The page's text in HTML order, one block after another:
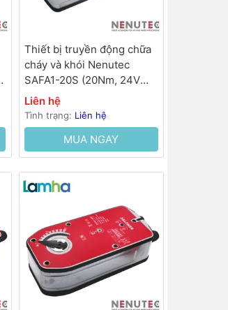
Thiết bị truyền động chữa
cháy và khói Nenutec
SAFA1-20S (20Nm, 24V
AC/DC, 50…70s, lò xo hồi
<35s)
Liên hệ
Tình trạng: Liên hệ
MUA NGAY